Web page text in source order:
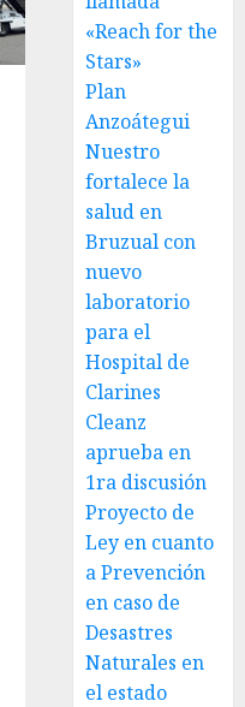
«Reach for the
Stars»
Plan
Anzoátegui
Nuestro
fortalece la
salud en
Bruzual con
nuevo
laboratorio
para el
Hospital de
Clarines
Cleanz
aprueba en
1ra discusión
Proyecto de
Ley en cuanto
a Prevención
en caso de
Desastres
Naturales en
el estado